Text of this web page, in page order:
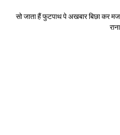
सो जाता हैं फुटपाथ पे अखबार बिछा कर
राना